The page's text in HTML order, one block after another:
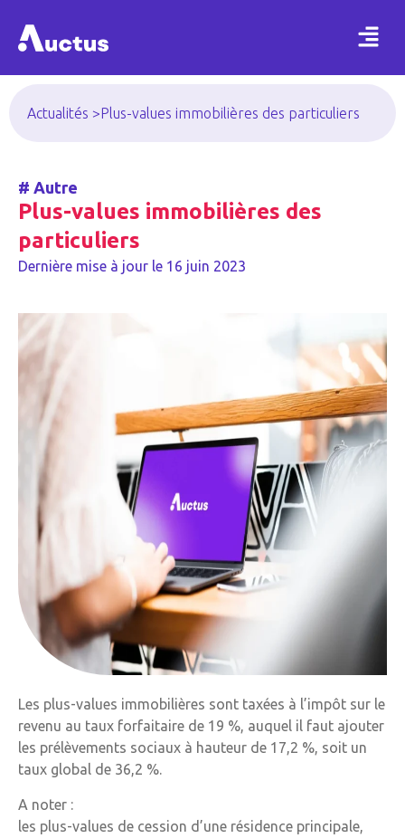
Actualités >Plus-values immobilières des particuliers
# Autre
Plus-values immobilières des
particuliers
Dernière mise à jour le 16 juin 2023
Les plus-values immobilières sont taxées à l’impôt sur le
revenu au taux forfaitaire de 19 %, auquel il faut ajouter
les prélèvements sociaux à hauteur de 17,2 %, soit un
taux global de 36,2 %.
A noter :
les plus-values de cession d’une résidence principale,